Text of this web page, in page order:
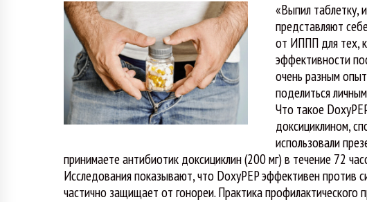
«Выпил таблетку,
представляют
от ИППП для тех,
эффективности
очень разным
поделиться
Что такое
доксициклином,
использовали
принимаете антибиотик доксициклин (200 мг) в течение 72
Исследования показывают, что DoxyPEP эффективен против
частично защищает от гонореи. Практика